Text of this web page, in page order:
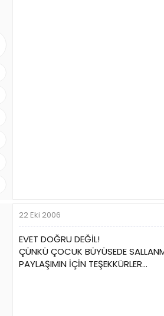
22 Eki 2006
EVET DOĞRU DEĞİL!
ÇÜNKÜ ÇOCUK BÜYÜSEDE
PAYLAŞIMIN İÇİN TEŞEKKÜRLER...